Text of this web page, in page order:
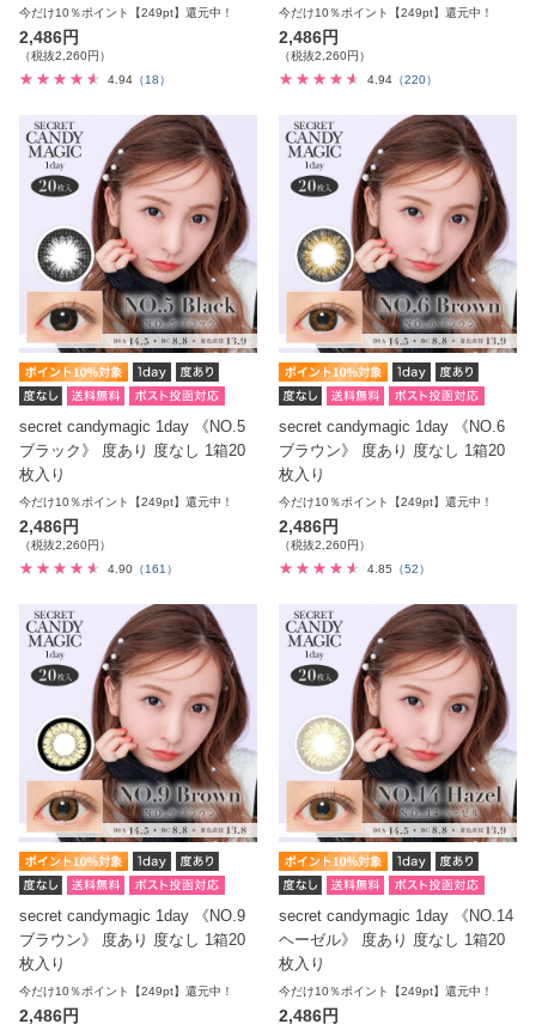
今だけ10％ポイント【249pt】還元中！
2,486円
（税抜2,260円）
4.94 （18）
今だけ10％ポイント【249pt】還元中！
2,486円
（税抜2,260円）
4.94 （220）
secret candymagic 1day 《NO.5
ブラック》 度あり 度なし 1箱20
枚入り
今だけ10％ポイント【249pt】還元中！
2,486円
（税抜2,260円）
4.90 （161）
secret candymagic 1day 《NO.6
ブラウン》 度あり 度なし 1箱20
枚入り
今だけ10％ポイント【249pt】還元中！
2,486円
（税抜2,260円）
4.85
（52）
secret candymagic 1day 《NO.9
ブラウン》 度あり 度なし 1箱20
枚入り
今だけ10％ポイント【249pt】還元中！
2,486円
secret candymagic 1day 《NO.14
ヘーゼル》 度あり 度なし 1箱20
枚入り
今だけ10％ポイント【249pt】還元中！
2,486円